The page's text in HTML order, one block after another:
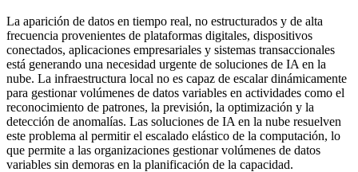
La aparición de datos en tiempo real, no estructurados y de alta
frecuencia provenientes de plataformas digitales, dispositivos
conectados, aplicaciones empresariales y sistemas transaccionales
está generando una necesidad urgente de soluciones de IA en la
nube. La infraestructura local no es capaz de escalar dinámicamente
para gestionar volúmenes de datos variables en actividades como el
reconocimiento de patrones, la previsión, la optimización y la
detección de anomalías. Las soluciones de IA en la nube resuelven
este problema al permitir el escalado elástico de la computación, lo
que permite a las organizaciones gestionar volúmenes de datos
variables sin demoras en la planificación de la capacidad.